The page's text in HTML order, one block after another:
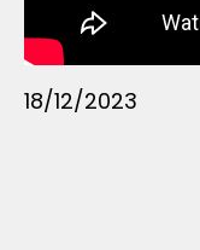
18/12/2023